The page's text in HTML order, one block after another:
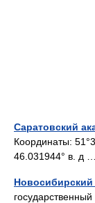
Саратовский
Координаты:
46.031944° в. д
Новосибирский